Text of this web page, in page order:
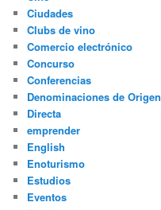
Ciudades
Clubs de vino
Comercio electrónico
Concurso
Conferencias
Denominaciones de Origen
Directa
emprender
English
Enoturismo
Estudios
Eventos